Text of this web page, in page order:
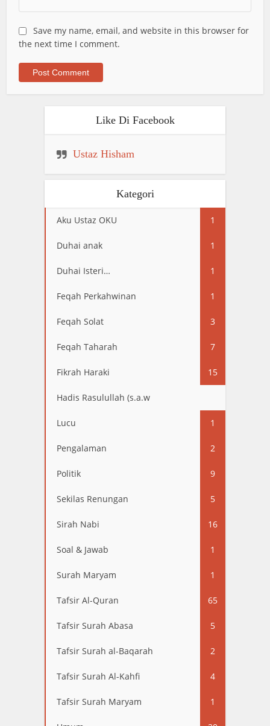
Save my name, email, and website in this browser for
the next time I comment.
Like Di Facebook
Ustaz Hisham
Kategori
Aku Ustaz OKU 1
Duhai anak 1
Duhai Isteri… 1
Feqah Perkahwinan 1
Feqah Solat 3
Feqah Taharah 7
Fikrah Haraki 15
Hadis Rasulullah (s.a.w
Lucu 1
Pengalaman 2
Politik 9
Sekilas Renungan 5
Sirah Nabi 16
Soal & Jawab 1
Surah Maryam 1
Tafsir Al-Quran 65
Tafsir Surah Abasa 5
Tafsir Surah al-Baqarah 2
Tafsir Surah Al-Kahfi 4
Tafsir Surah Maryam 1